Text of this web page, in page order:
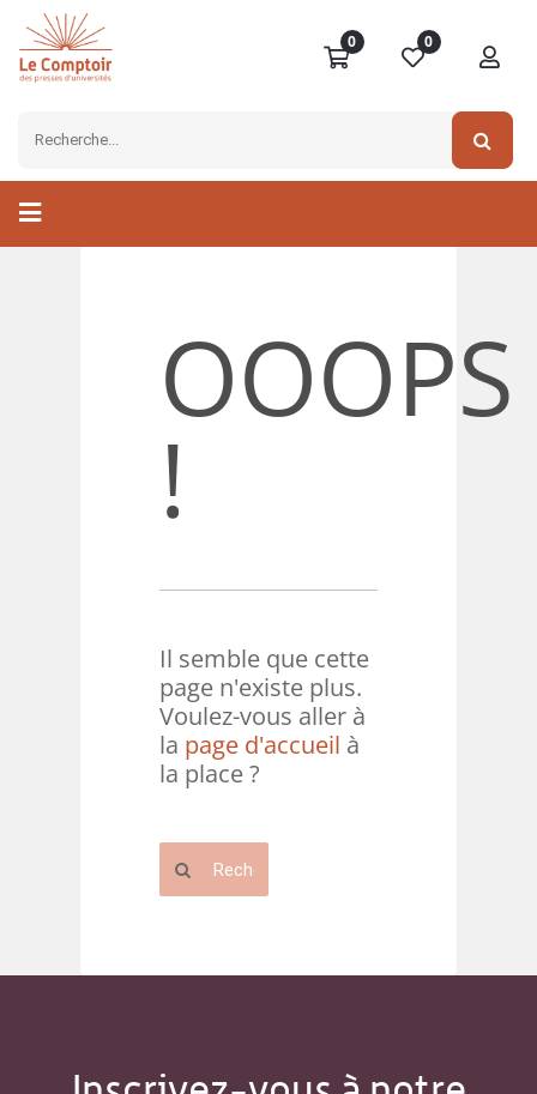
0 0
OOOPS
!
Il semble que cette
page n'existe plus.
Voulez-vous aller à
la page d'accueil à
la place ?